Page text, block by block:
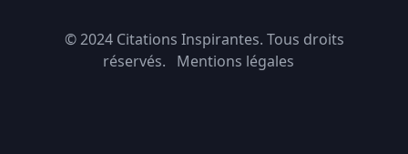
© 2024 Citations Inspirantes. Tous droits
réservés.
Mentions légales